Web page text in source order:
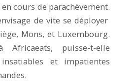
cours de parachèvement.
de vite se déployer
Mons, et Luxembourg.
puisse-t-elle
et impatientes